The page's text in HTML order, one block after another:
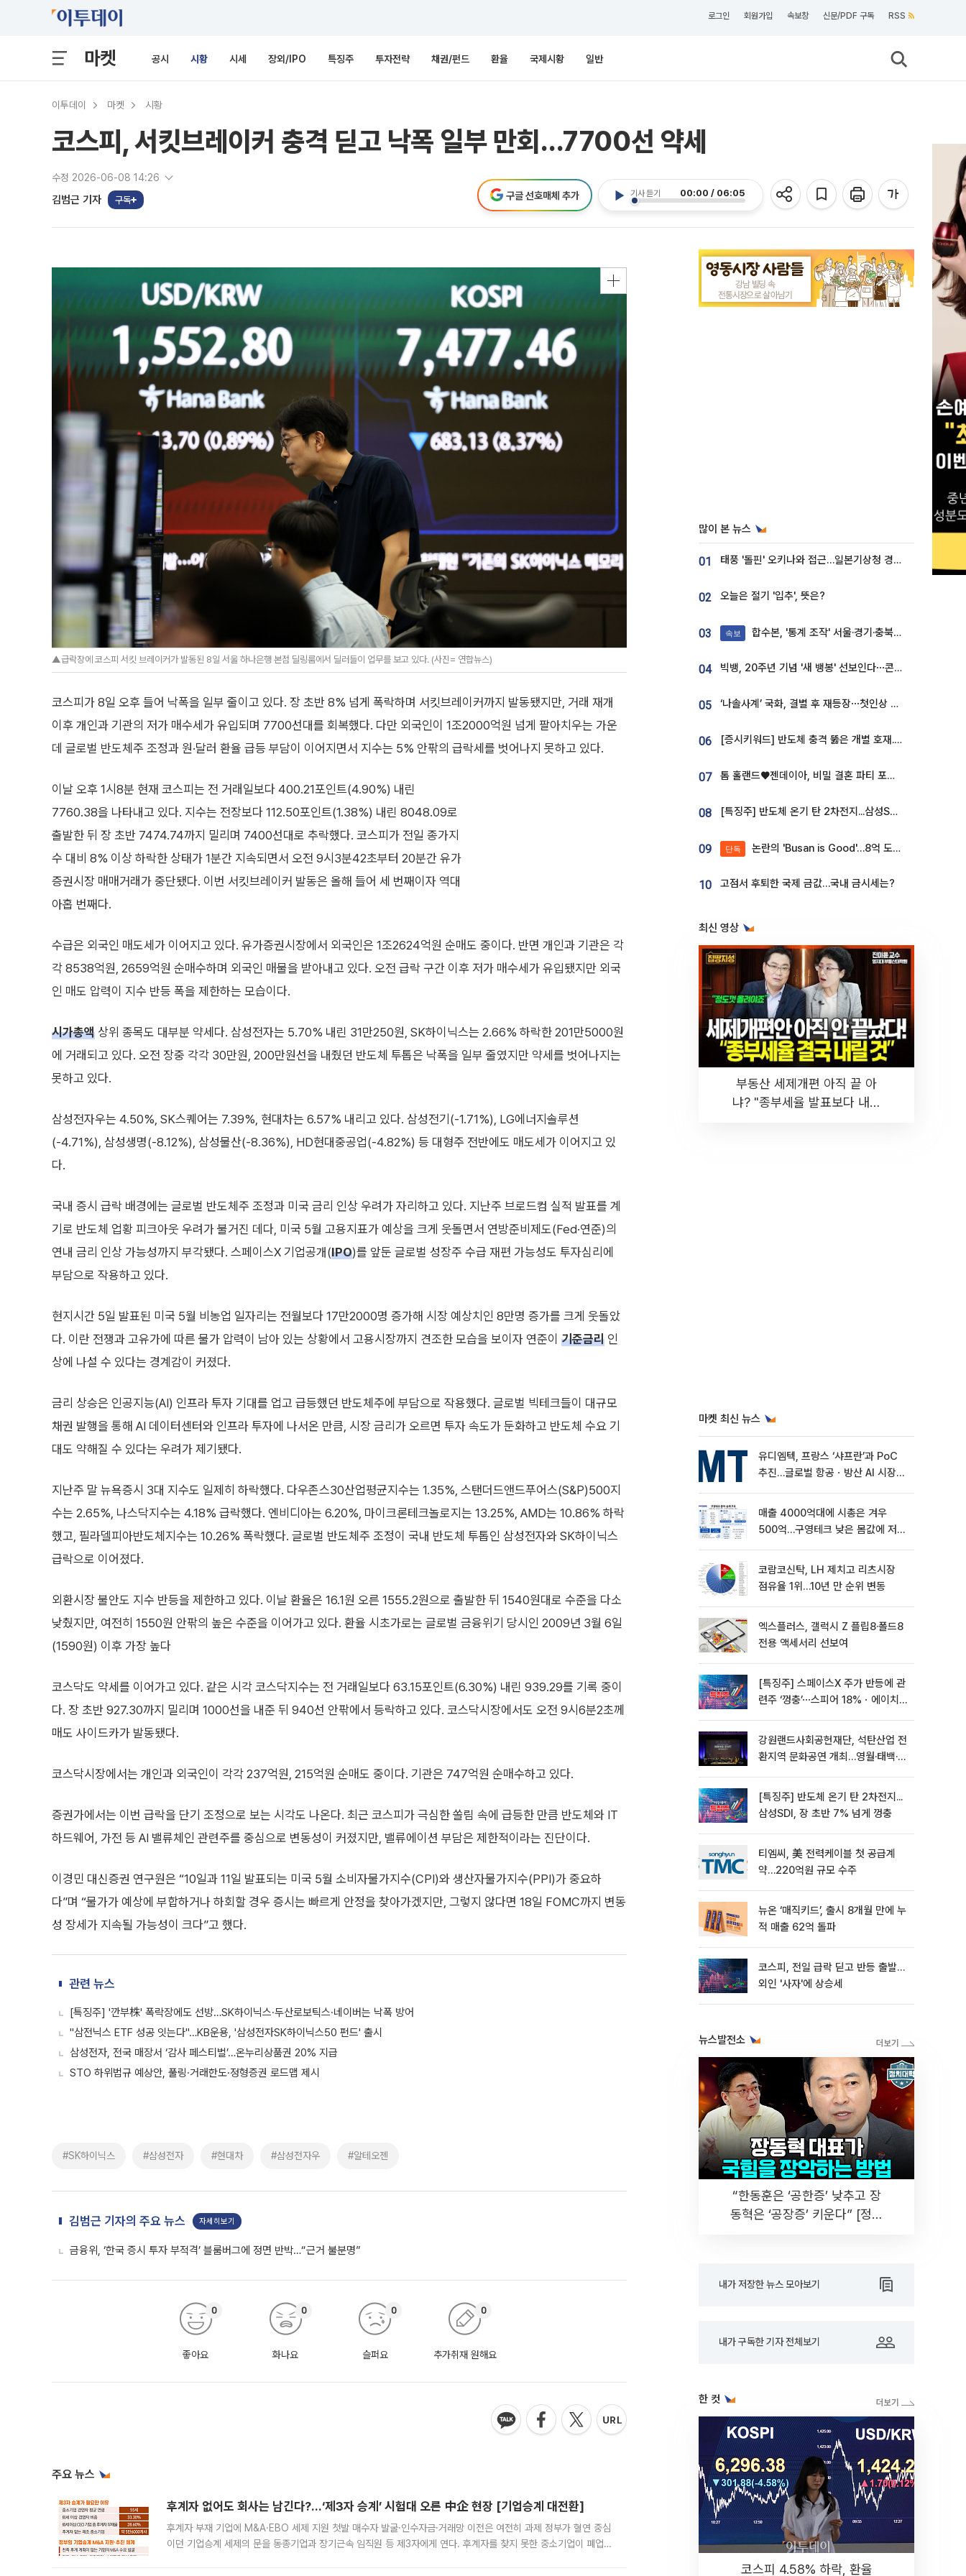
로그인 회원가입 속보창 신문/PDF 구독 RSS
마켓 공시 시황 시세 장외/IPO 특징주 투자전략 채권/펀드 환율 국제시황 일반
이투데이 마켓 시황
코스피, 서킷브레이커 충격 딛고 낙폭 일부 만회…7700선 약세
수정 2026-06-08 14:26
김범근 기자 구독
기사 듣기 00:00 / 06:05
구글 선호매체 추가
▲급락장에 코스피 서킷 브레이커가 발동된 8일 서울 하나은행 본점 딜링룸에서 딜러들이 업무를 보고 있다. (사진= 연합뉴스)
코스피가 8일 오후 들어 낙폭을 일부 줄이고 있다. 장 초반 8% 넘게 폭락하며 서킷브레이커까지 발동됐지만, 거래 재개
이후 개인과 기관의 저가 매수세가 유입되며 7700선대를 회복했다. 다만 외국인이 1조2000억원 넘게 팔아치우는 가운
데 글로벌 반도체주 조정과 원·달러 환율 급등 부담이 이어지면서 지수는 5% 안팎의 급락세를 벗어나지 못하고 있다.
이날 오후 1시8분 현재 코스피는 전 거래일보다 400.21포인트(4.90%) 내린
7760.38을 나타내고 있다. 지수는 전장보다 112.50포인트(1.38%) 내린 8048.09로
출발한 뒤 장 초반 7474.74까지 밀리며 7400선대로 추락했다. 코스피가 전일 종가지
수 대비 8% 이상 하락한 상태가 1분간 지속되면서 오전 9시3분42초부터 20분간 유가
증권시장 매매거래가 중단됐다. 이번 서킷브레이커 발동은 올해 들어 세 번째이자 역대
아홉 번째다.
수급은 외국인 매도세가 이어지고 있다. 유가증권시장에서 외국인은 1조2624억원 순매도 중이다. 반면 개인과 기관은 각
각 8538억원, 2659억원 순매수하며 외국인 매물을 받아내고 있다. 오전 급락 구간 이후 저가 매수세가 유입됐지만 외국
인 매도 압력이 지수 반등 폭을 제한하는 모습이다.
시가총액 상위 종목도 대부분 약세다. 삼성전자는 5.70% 내린 31만250원, SK하이닉스는 2.66% 하락한 201만5000원
에 거래되고 있다. 오전 장중 각각 30만원, 200만원선을 내줬던 반도체 투톱은 낙폭을 일부 줄였지만 약세를 벗어나지는
못하고 있다.
삼성전자우는 4.50%, SK스퀘어는 7.39%, 현대차는 6.57% 내리고 있다. 삼성전기(-1.71%), LG에너지솔루션
(-4.71%), 삼성생명(-8.12%), 삼성물산(-8.36%), HD현대중공업(-4.82%) 등 대형주 전반에도 매도세가 이어지고 있
다.
국내 증시 급락 배경에는 글로벌 반도체주 조정과 미국 금리 인상 우려가 자리하고 있다. 지난주 브로드컴 실적 발표를 계
기로 반도체 업황 피크아웃 우려가 불거진 데다, 미국 5월 고용지표가 예상을 크게 웃돌면서 연방준비제도(Fed·연준)의
연내 금리 인상 가능성까지 부각됐다. 스페이스X 기업공개(IPO)를 앞둔 글로벌 성장주 수급 재편 가능성도 투자심리에
부담으로 작용하고 있다.
현지시간 5일 발표된 미국 5월 비농업 일자리는 전월보다 17만2000명 증가해 시장 예상치인 8만명 증가를 크게 웃돌았
다. 이란 전쟁과 고유가에 따른 물가 압력이 남아 있는 상황에서 고용시장까지 견조한 모습을 보이자 연준이 기준금리 인
상에 나설 수 있다는 경계감이 커졌다.
금리 상승은 인공지능(AI) 인프라 투자 기대를 업고 급등했던 반도체주에 부담으로 작용했다. 글로벌 빅테크들이 대규모
채권 발행을 통해 AI 데이터센터와 인프라 투자에 나서온 만큼, 시장 금리가 오르면 투자 속도가 둔화하고 반도체 수요 기
대도 약해질 수 있다는 우려가 제기됐다.
지난주 말 뉴욕증시 3대 지수도 일제히 하락했다. 다우존스30산업평균지수는 1.35%, 스탠더드앤드푸어스(S&P)500지
수는 2.65%, 나스닥지수는 4.18% 급락했다. 엔비디아는 6.20%, 마이크론테크놀로지는 13.25%, AMD는 10.86% 하락
했고, 필라델피아반도체지수는 10.26% 폭락했다. 글로벌 반도체주 조정이 국내 반도체 투톱인 삼성전자와 SK하이닉스
급락으로 이어졌다.
외환시장 불안도 지수 반등을 제한하고 있다. 이날 환율은 16.1원 오른 1555.2원으로 출발한 뒤 1540원대로 수준을 다소
낮췄지만, 여전히 1550원 안팎의 높은 수준을 이어가고 있다. 환율 시초가로는 글로벌 금융위기 당시인 2009년 3월 6일
(1590원) 이후 가장 높다
코스닥도 약세를 이어가고 있다. 같은 시각 코스닥지수는 전 거래일보다 63.15포인트(6.30%) 내린 939.29를 기록 중이
다. 장 초반 927.30까지 밀리며 1000선을 내준 뒤 940선 안팎에서 등락하고 있다. 코스닥시장에서도 오전 9시6분2초께
매도 사이드카가 발동됐다.
코스닥시장에서는 개인과 외국인이 각각 237억원, 215억원 순매도 중이다. 기관은 747억원 순매수하고 있다.
증권가에서는 이번 급락을 단기 조정으로 보는 시각도 나온다. 최근 코스피가 극심한 쏠림 속에 급등한 만큼 반도체와 IT
하드웨어, 가전 등 AI 밸류체인 관련주를 중심으로 변동성이 커졌지만, 밸류에이션 부담은 제한적이라는 진단이다.
이경민 대신증권 연구원은 “10일과 11일 발표되는 미국 5월 소비자물가지수(CPI)와 생산자물가지수(PPI)가 중요하
다”며 “물가가 예상에 부합하거나 하회할 경우 증시는 빠르게 안정을 찾아가겠지만, 그렇지 않다면 18일 FOMC까지 변동
성 장세가 지속될 가능성이 크다”고 했다.
관련 뉴스
[특징주] '깐부株' 폭락장에도 선방…SK하이닉스·두산로보틱스·네이버는 낙폭 방어
"삼전닉스 ETF 성공 잇는다"…KB운용, '삼성전자SK하이닉스50 펀드' 출시
삼성전자, 전국 매장서 ‘감사 페스티벌’…온누리상품권 20% 지급
STO 하위법규 예상안, 풀링·거래한도·정형증권 로드맵 제시
#SK하이닉스 #삼성전자 #현대차 #삼성전자우 #알테오젠
김범근 기자의 주요 뉴스 자세히보기
금융위, ‘한국 증시 투자 부적격’ 블룸버그에 정면 반박…“근거 불분명”
좋아요
0
화나요
0
슬퍼요
0
추가취재 원해요
0
주요 뉴스
후계자 없어도 회사는 남긴다?…‘제3자 승계’ 시험대 오른 中企 현장 [기업승계 대전환]
후계자 부재 기업에 M&A·EBO 세제 지원 첫발 매수자 발굴·인수자금·거래망 이전은 여전히 과제 정부가 혈연 중심
이던 기업승계 세제의 문을 동종기업과 장기근속 임직원 등 제3자에게 연다. 후계자를 찾지 못한 중소기업이 폐업
많이 본 뉴스
01 태풍 '돌핀' 오키나와 접근…일본기상청 경로 업데이트
02 오늘은 절기 '입추', 뜻은?
03 속보 합수본, '통계 조작' 서울·경기·충북 선관위 등 추가 압수수색
04 빅뱅, 20주년 기념 '새 뱅봉' 선보인다⋯콘서트 앞두고 팝업 개최
05 ‘나솔사계’ 국화, 결별 후 재등장⋯첫인상 투표 휩쓸고 ‘인기녀’ 등극
06 [증시키워드] 반도체 충격 뚫은 개별 호재...포스코퓨처엠·에코프로·한화솔루션 '눈길'
07 톰 홀랜드♥젠데이아, 비밀 결혼 파티 포착⋯호텔 대관비만 9억
08 [특징주] 반도체 온기 탄 2차전지...삼성SDI, 장 초반 7% 넘게 껑충
09 단독 논란의 'Busan is Good'…8억 도시브랜드, 용산 대통령실 CI 업체가 수행
10 고점서 후퇴한 국제 금값…국내 금시세는?
최신 영상
부동산 세제개편 아직 끝 아
냐? "종부세율 발표보다 내릴
마켓 최신 뉴스
유디엠텍, 프랑스 ‘샤프란’과 PoC
추진…글로벌 항공ㆍ방산 AI 시장
매출 4000억대에 시총은 겨우
500억…구영테크 낮은 몸값에 저가
코람코신탁, LH 제치고 리츠시장
점유율 1위…10년 만 순위 변동
엑스플러스, 갤럭시 Z 플립8·폴드8
전용 액세서리 선보여
[특징주] 스페이스X 주가 반등에 관
련주 ‘껑충’⋯스피어 18%ㆍ에이치
강원랜드사회공헌재단, 석탄산업 전
환지역 문화공연 개최…영월·태백·삼
[특징주] 반도체 온기 탄 2차전지...
삼성SDI, 장 초반 7% 넘게 껑충
티엠씨, 美 전력케이블 첫 공급계
약…220억원 규모 수주
뉴온 ‘매직키드’, 출시 8개월 만에 누
적 매출 62억 돌파
코스피, 전일 급락 딛고 반등 출발…
외인 '사자'에 상승세
뉴스발전소
“한동훈은 ‘공한증’ 낮추고 장
동혁은 ‘공장증’ 키운다” [정치
내가 저장한 뉴스 모아보기
내가 구독한 기자 전체보기
한 컷
코스피 4.58% 하락, 환율